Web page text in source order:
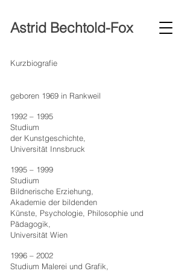
Astrid Bechtold-Fox
Kurzbiografie
geboren 1969 in Rankweil
1992 – 1995
Studium
der Kunstgeschichte,
Universität Innsbruck
1995 – 1999
Studium
Bildnerische Erziehung,
Akademie der bildenden
Künste, Psychologie, Philosophie und
Pädagogik,
Universität Wien
1996 – 2002
Studium Malerei und Grafik,